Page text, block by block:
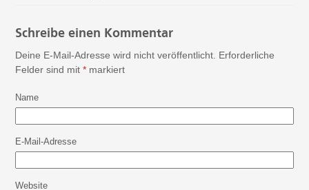
Schreibe einen Kommentar
Deine E-Mail-Adresse wird nicht veröffentlicht. Erforderliche
Felder sind mit* markiert
Name
E-Mail-Adresse
Website